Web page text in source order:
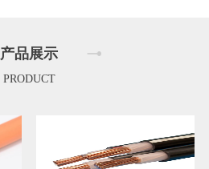
产品展示
PRODUCT